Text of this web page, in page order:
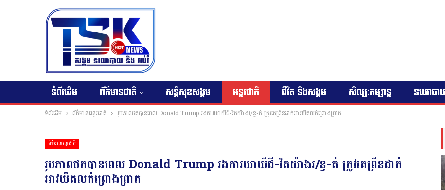
ទំព័រដើម ព័ត៌មានជាតិ សន្តិសុខសង្គម អន្តរជាតិ ជីវិត និងសង្គម សិល្បៈកម្សាន្ត នយោបា
ទំព័រដើម ព័ត៌មានអន្តរជាតិ រូបភាពថតបានពេល Donald Trump រងការយាយីជី-វិតយ៉ាងរ/ន្ធ-ត់ ត្រូវគេព្រីនដាក់អាវយឺតលក់ព្រោងព្រាត
ព័ត៌មានអន្តរជាតិ
រូបភាពថតបានពេល Donald Trump រងការយាយីជី-វិតយ៉ាងរ/ន្ធ-ត់ ត្រូវគេព្រីនដាក់
អាវយឺតលក់ព្រោងព្រាត